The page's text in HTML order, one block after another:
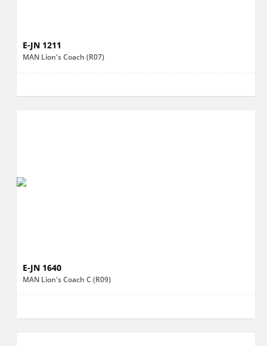
E-JN 1211
MAN Lion's Coach (R07)
E-JN 1640
MAN Lion's Coach C (R09)